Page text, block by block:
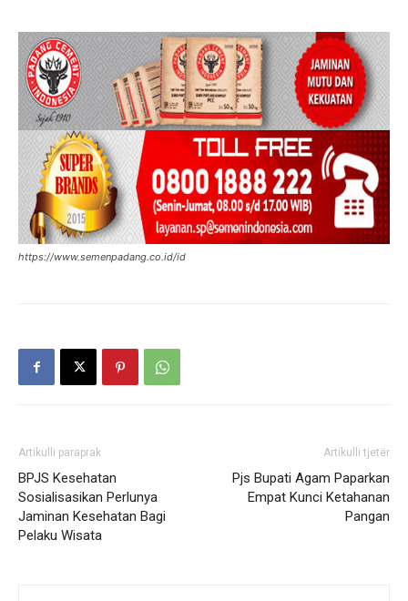
https://www.semenpadang.co.id/id
Artikulli paraprak
BPJS Kesehatan
Sosialisasikan Perlunya
Jaminan Kesehatan Bagi
Pelaku Wisata
Artikulli tjetër
Pjs Bupati Agam Paparkan
Empat Kunci Ketahanan
Pangan